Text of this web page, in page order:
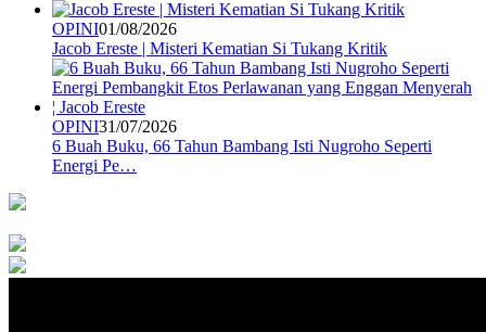
OPINI01/08/2026
Jacob Ereste | Misteri Kematian Si Tukang Kritik
OPINI31/07/2026
6 Buah Buku, 66 Tahun Bambang Isti Nugroho Seperti
Energi Pe…